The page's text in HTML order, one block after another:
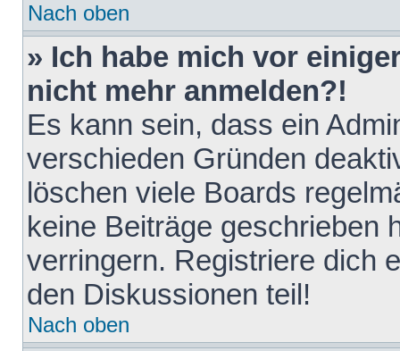
Nach oben
» Ich habe mich vor
nicht mehr anmelden?!
Es kann sein, dass ein
verschieden Gründen
löschen viele Boards
keine Beiträge geschrieben
verringern. Registriere dich
den Diskussionen teil!
Nach oben